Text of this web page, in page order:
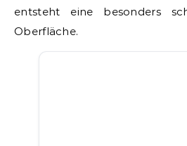
entsteht eine besonders
Oberfläche.